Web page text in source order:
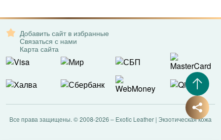
Добавить сайт в избранные
Связаться с нами
Карта сайта
Все права защищены. © 2008-2026 – Exotic Leather | Экзотическая кожа